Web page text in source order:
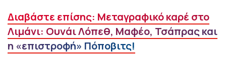
Διαβάστε επίσης: Μεταγραφικό καρέ στο
Λιμάνι: Ουνάι Λόπεθ, Μαφέο, Τσάπρας και
η «επιστροφή» Πόποβιτς!